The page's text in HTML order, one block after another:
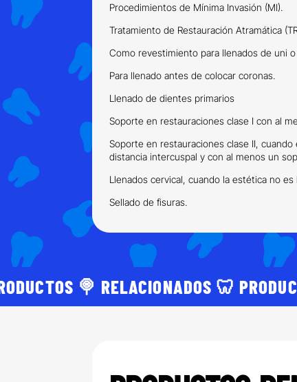
Procedimientos de Mínima Invasión (MI).
Tratamiento de Restauración Atramática
Como revestimiento para llenados de uni
Para llenado antes de colocar coronas.
Llenado de dientes primarios
Soporte en restauraciones clase I con al
Soporte en restauraciones clase II,
distancia intercuspal y con al menos un
Llenados cervical, cuando la estética no
Sellado de fisuras.
🍭 RELACIONADOS 🦷